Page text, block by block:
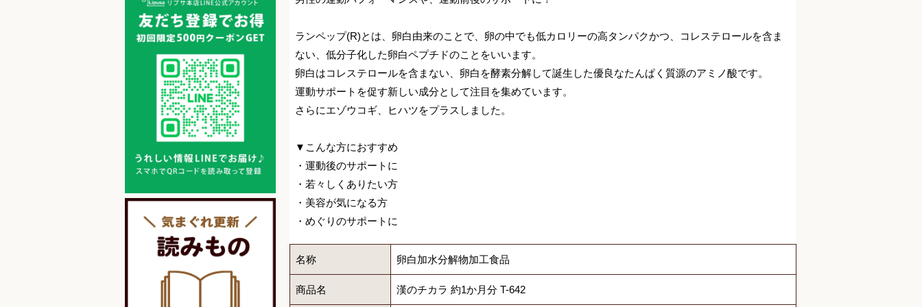
ランペップ(R)とは、卵白由来のことで、卵の中でも低カロリーの高タンパクかつ、コレステロールを含ま
ない、低分子化した卵白ペプチドのことをいいます。
卵白はコレステロールを含まない、卵白を酵素分解して誕生した優良なたんぱく質源のアミノ酸です。
運動サポートを促す新しい成分として注目を集めています。
さらにエゾウコギ、ヒハツをプラスしました。
▼こんな方におすすめ
・運動後のサポートに
・若々しくありたい方
・美容が気になる方
・めぐりのサポートに
名称 卵白加水分解物加工食品
商品名 漢のチカラ 約1か月分 T-642